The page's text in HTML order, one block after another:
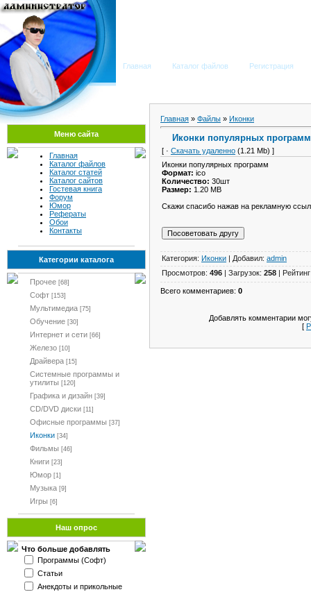
Главная Каталог файлов Регистрация
Меню сайта
Главная
Каталог файлов
Каталог статей
Каталог сайтов
Гостевая книга
Форум
Юмор
Рефераты
Обои
Контакты
Категории каталога
Прочее [68]
Софт [153]
Мультимедиа [75]
Обучение [30]
Интернет и сети [66]
Железо [10]
Драйвера [15]
Системные программы и
утилиты [120]
Графика и дизайн [39]
CD/DVD диски [11]
Офисные программы [37]
Иконки [34]
Фильмы [46]
Книги [23]
Юмор [1]
Музыка [9]
Игры [6]
Наш опрос
Что больше добавлять
Программы (Софт)
Статьи
Анекдоты и прикольные
Главная » Файлы » Иконки
Иконки популярных программ
[ · Скачать удаленно (1.21 Mb) ]
Иконки популярных программ
Формат: ico
Количество: 30шт
Размер: 1.20 MB
Скажи спасибо нажав на рекламную
Категория: Иконки | Добавил: admin
Просмотров: 496 | Загрузок: 258 |
Всего комментариев: 0
Добавлять комментарии
[